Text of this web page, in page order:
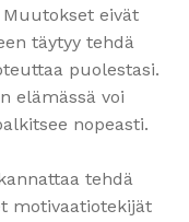
eivät
täytyy tehdä
puolestasi.
elämässä voi
nopeasti.
tehdä
motivaatiotekijät